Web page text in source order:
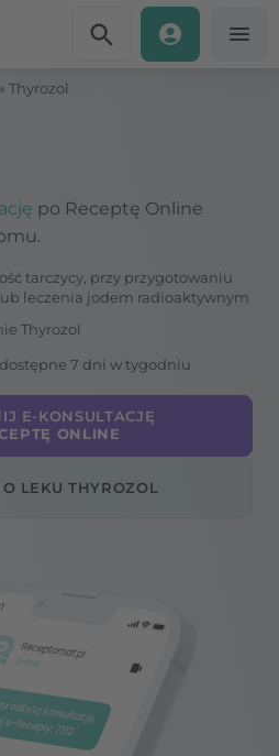
» Thyrozol
po Receptę Online
tarczycy, przy przygotowaniu
leczenia jodem radioaktywnym
Thyrozol
7 dni w tygodniu
E-KONSULTACJĘ
ONLINE
LEKU THYROZOL